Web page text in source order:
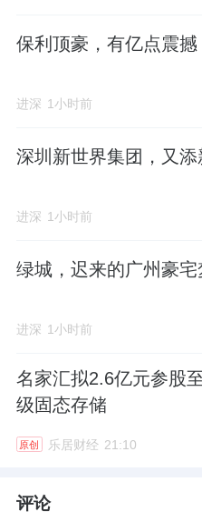
保利顶豪，有亿点震撼
进深 1小时前
深圳新世界集团，又添
进深 1小时前
绿城，迟来的广州豪宅
进深 1小时前
名家汇拟2.6亿元参股
级固态存储
原创 乐居财经 21:10
评论